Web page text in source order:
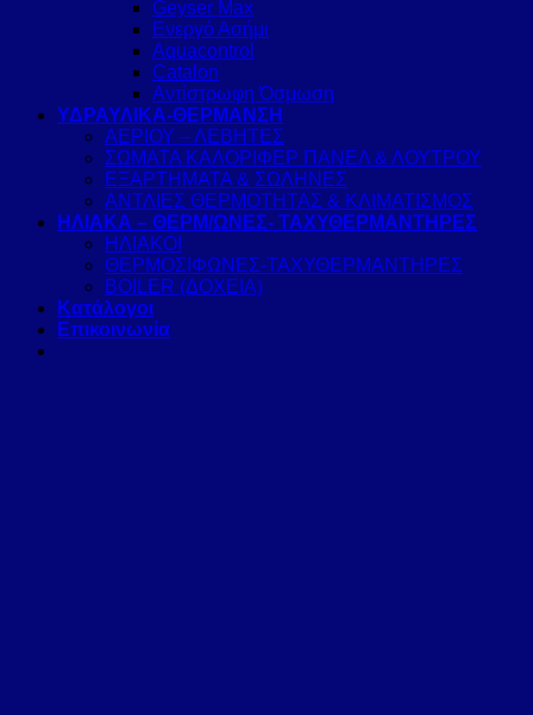
Geyser Max
Ενεργό Ασήμι
Aquacontrol
Catalon
Αντίστρωφη Όσμωση
ΥΔΡΑΥΛΙΚΑ-ΘΕΡΜΑΝΣΗ
ΑΕΡΙΟΥ – ΛΕΒΗΤΕΣ
ΣΩΜΑΤΑ ΚΑΛΟΡΙΦΕΡ ΠΑΝΕΛ & ΛΟΥΤΡΟΥ
ΕΞΑΡΤΗΜΑΤΑ & ΣΩΛΗΝΕΣ
ΑΝΤΛΙΕΣ ΘΕΡΜΟΤΗΤΑΣ & ΚΛΙΜΑΤΙΣΜΟΣ
ΗΛΙΑΚΑ – ΘΕΡΜ/ΩΝΕΣ- ΤΑΧΥΘΕΡΜΑΝΤΗΡΕΣ
ΗΛΙΑΚΟΙ
ΘΕΡΜΟΣΙΦΩΝΕΣ-ΤΑΧΥΘΕΡΜΑΝΤΗΡΕΣ
BOILER (ΔΟΧΕΙΑ)
Κατάλογοι
Επικοινωνία